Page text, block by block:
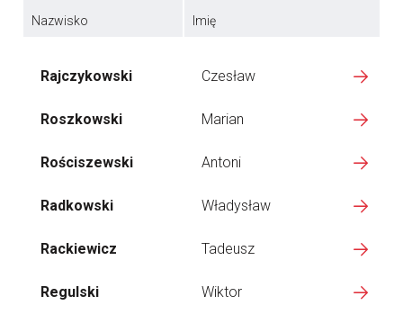
Nazwisko Imię
Rajczykowski Czesław
Roszkowski Marian
Rościszewski Antoni
Radkowski Władysław
Rackiewicz Tadeusz
Regulski Wiktor